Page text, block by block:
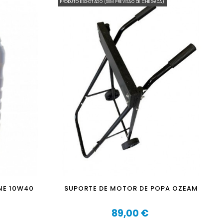
10W40
PRODUTO ESGOTADO (SEM PREVISÃO DE CHEGADA)
SUPORTE DE MOTOR DE POPA OZEAM
Preço
89,00 €